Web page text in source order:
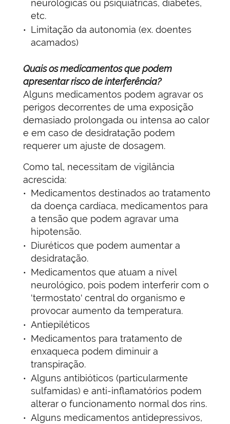
neurológicas ou psiquiátricas, diabetes,
etc.
Limitação da autonomia (ex. doentes
acamados)
Quais os medicamentos que podem
apresentar risco de interferência?
Alguns medicamentos podem agravar os
perigos decorrentes de uma exposição
demasiado prolongada ou intensa ao calor
e em caso de desidratação podem
requerer um ajuste de dosagem.
Como tal, necessitam de vigilância
acrescida:
Medicamentos destinados ao tratamento
da doença cardíaca, medicamentos para
a tensão que podem agravar uma
hipotensão.
Diuréticos que podem aumentar a
desidratação.
Medicamentos que atuam a nível
neurológico, pois podem interferir com o
'termostato' central do organismo e
provocar aumento da temperatura.
Antiepiléticos
Medicamentos para tratamento de
enxaqueca podem diminuir a
transpiração.
Alguns antibióticos (particularmente
sulfamidas) e anti-inflamatórios podem
alterar o funcionamento normal dos rins.
Alguns medicamentos antidepressivos,